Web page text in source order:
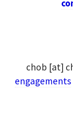
chob [at]
engagements